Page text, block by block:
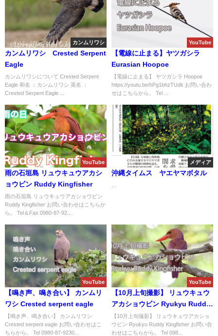
カンムリワシ
カンムリワシ Crested Serpent
Eagle
カンムリワシについて Crested Serpent
Eagle 和名 ：カンムリワシ 英名 ：
Crested Serpent Eagle ...
YouTube
【電線に止まる】ヤツガシラ
Eurasian Hoopoe
【電線に止まる】 ヤツガシラ Hoopoe
https://youtu.be/hPg1bhzTUdk お問い合わ
せはこちらから。 Tel ...
YouTube
雨の石垣島 リュウキュウアカシ
ョウビン Ruddy Kingfisher
雨の石垣島 リュウキュウアカショウビン
Ruddy Kingfisher お問い合わせはこちらか
ら。 Tel＆Fax 0980-87-92...
メディア
沖縄タイムス ヤエヤマボタル
YouTube
【鳴き声、鳴き合い】 カンムリ
ワシ Crested serpent eagle
【鳴き声、鳴き合い】 カンムリワシ
Crested serpent eagle お問い合わせはこ
ちらから。 Tel 0980-87-9230...
YouTube
【10月上旬撮影】 リュウキュウ
アカショウビン Ryukyu Ruddy
Kingfisher
【10月上旬撮影】 リュウキュウアカショ
ウビン Ryukyu Ruddy Kingfisher お問い合
わせはこちらから。 Tel 098...